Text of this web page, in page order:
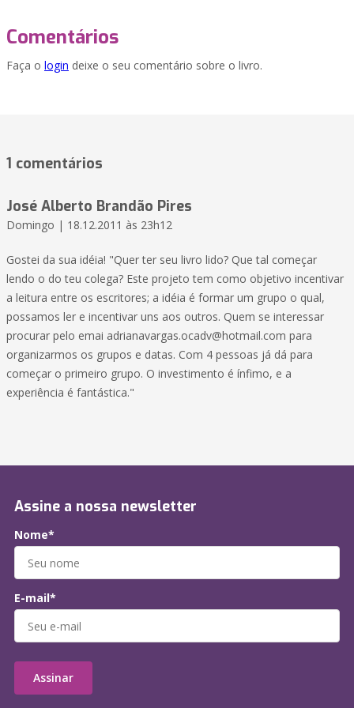
Comentários
Faça o login deixe o seu comentário sobre o livro.
1 comentários
José Alberto Brandão Pires
Domingo | 18.12.2011 às 23h12
Gostei da sua idéia! "Quer ter seu livro lido? Que tal começar
lendo o do teu colega? Este projeto tem como objetivo incentivar
a leitura entre os escritores; a idéia é formar um grupo o qual,
possamos ler e incentivar uns aos outros. Quem se interessar
procurar pelo emai adrianavargas.ocadv@hotmail.com para
organizarmos os grupos e datas. Com 4 pessoas já dá para
começar o primeiro grupo. O investimento é ínfimo, e a
experiência é fantástica."
Assine a nossa newsletter
Nome*
E-mail*
Assinar